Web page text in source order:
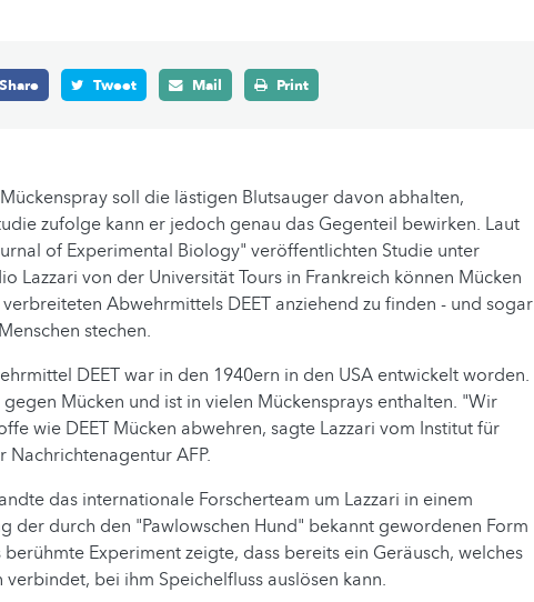
Share Tweet Mail Print
soll die lästigen Blutsauger davon abhalten,
zufolge kann er jedoch genau das Gegenteil bewirken. Laut
of Experimental Biology" veröffentlichten Studie unter
Lazzari von der Universität Tours in Frankreich können Mücken
Abwehrmittels DEET anziehend zu finden - und sogar
stechen.
DEET war in den 1940ern in den USA entwickelt worden.
Mücken und ist in vielen Mückensprays enthalten. "Wir
wie DEET Mücken abwehren, sagte Lazzari vom Institut für
Nachrichtenagentur AFP.
das internationale Forscherteam um Lazzari in einem
der durch den "Pawlowschen Hund" bekannt gewordenen Form
Experiment zeigte, dass bereits ein Geräusch, welches
verbindet, bei ihm Speichelfluss auslösen kann.